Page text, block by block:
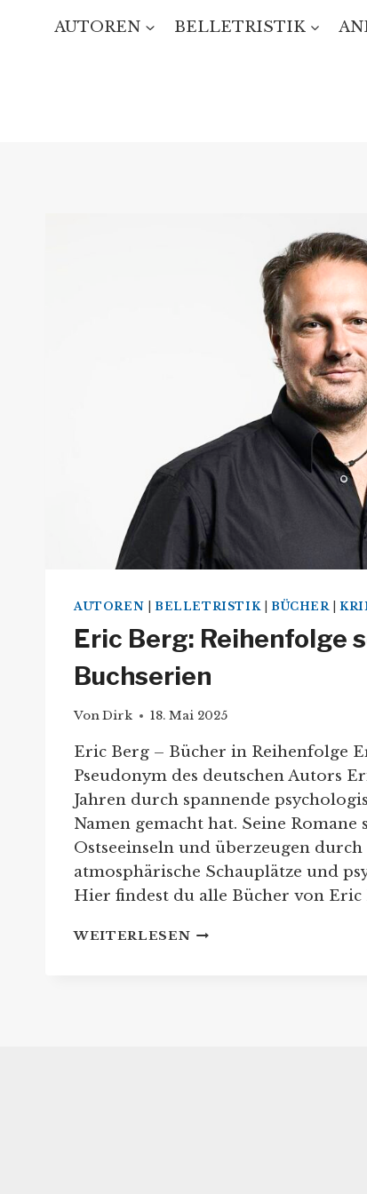
AUTOREN BELLETRISTIK
AUTOREN BELLETRISTIK BÜCHER |
Eric Berg: Reihenfolge
Buchserien
VonDirk 18. Mai 2025
Eric Berg – Bücher in Reihenfolge
Pseudonym des deutschen Autors
Jahren durch spannende
Namen gemacht hat. Seine Romane
Ostseeinseln und überzeugen
atmosphärische Schauplätze und
Hier findest du alle Bücher von Eric
WEITERLESENERIC